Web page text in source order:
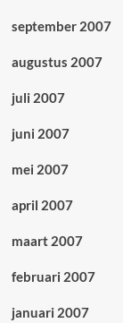
september 2007
augustus 2007
juli 2007
juni 2007
mei 2007
april 2007
maart 2007
februari 2007
januari 2007